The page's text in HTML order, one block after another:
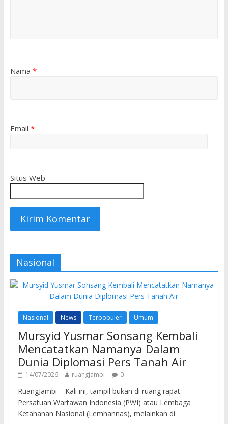
Nama *
Email *
Situs Web
Nasional
Nasional News Terpopuler Umum
Mursyid Yusmar Sonsang Kembali
Mencatatkan Namanya Dalam
Dunia Diplomasi Pers Tanah Air
14/07/2026 ruangjambi 0
RuangJambi – Kali ini, tampil bukan di ruang rapat
Persatuan Wartawan Indonesia (PWI) atau Lembaga
Ketahanan Nasional (Lemhannas), melainkan di